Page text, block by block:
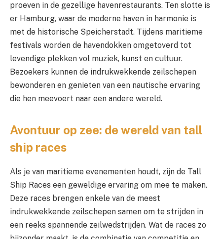
proeven in de gezellige havenrestaurants. Ten slotte is
er Hamburg, waar de moderne haven in harmonie is
met de historische Speicherstadt. Tijdens maritieme
festivals worden de havendokken omgetoverd tot
levendige plekken vol muziek, kunst en cultuur.
Bezoekers kunnen de indrukwekkende zeilschepen
bewonderen en genieten van een nautische ervaring
die hen meevoert naar een andere wereld.
Avontuur op zee: de wereld van tall
ship races
Als je van maritieme evenementen houdt, zijn de Tall
Ship Races een geweldige ervaring om mee te maken.
Deze races brengen enkele van de meest
indrukwekkende zeilschepen samen om te strijden in
een reeks spannende zeilwedstrijden. Wat de races zo